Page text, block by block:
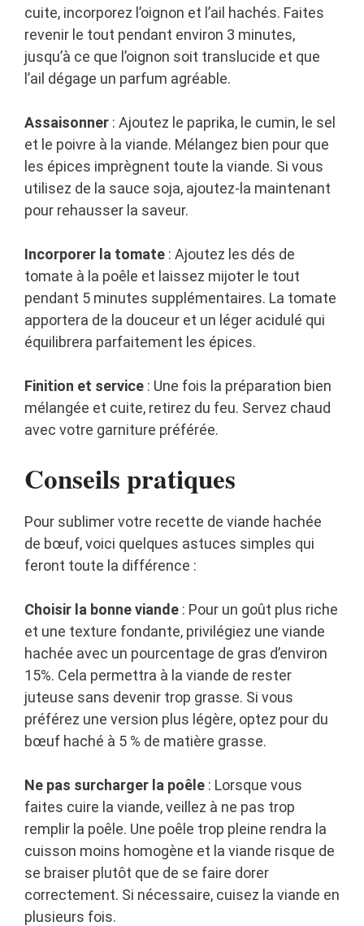
cuite, incorporez l’oignon et l’ail hachés. Faites
revenir le tout pendant environ 3 minutes,
jusqu’à ce que l’oignon soit translucide et que
l’ail dégage un parfum agréable.
Assaisonner : Ajoutez le paprika, le cumin, le sel
et le poivre à la viande. Mélangez bien pour que
les épices imprègnent toute la viande. Si vous
utilisez de la sauce soja, ajoutez-la maintenant
pour rehausser la saveur.
Incorporer la tomate : Ajoutez les dés de
tomate à la poêle et laissez mijoter le tout
pendant 5 minutes supplémentaires. La tomate
apportera de la douceur et un léger acidulé qui
équilibrera parfaitement les épices.
Finition et service : Une fois la préparation bien
mélangée et cuite, retirez du feu. Servez chaud
avec votre garniture préférée.
Conseils pratiques
Pour sublimer votre recette de viande hachée
de bœuf, voici quelques astuces simples qui
feront toute la différence :
Choisir la bonne viande : Pour un goût plus riche
et une texture fondante, privilégiez une viande
hachée avec un pourcentage de gras d’environ
15%. Cela permettra à la viande de rester
juteuse sans devenir trop grasse. Si vous
préférez une version plus légère, optez pour du
bœuf haché à 5 % de matière grasse.
Ne pas surcharger la poêle : Lorsque vous
faites cuire la viande, veillez à ne pas trop
remplir la poêle. Une poêle trop pleine rendra la
cuisson moins homogène et la viande risque de
se braiser plutôt que de se faire dorer
correctement. Si nécessaire, cuisez la viande en
plusieurs fois.